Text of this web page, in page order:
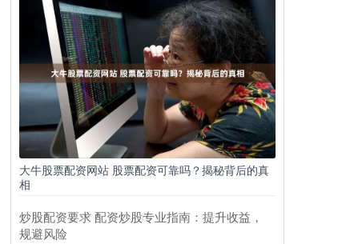
大牛股票配资网站 股票配资可靠吗？揭秘背后的真
相
炒股配资要求 配资炒股专业指南：提升收益，
规避风险